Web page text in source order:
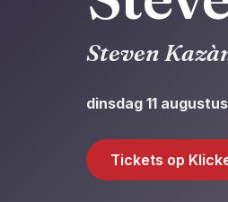
Steven
dinsdag 11
Tickets op